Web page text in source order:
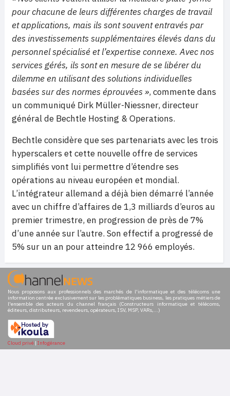
pour chacune de leurs différentes charges de travail
et applications, mais ils sont souvent entravés par
des investissements supplémentaires élevés dans du
personnel spécialisé et l’expertise connexe. Avec nos
services gérés, ils sont en mesure de se libérer du
dilemme en utilisant des solutions individuelles
basées sur des normes éprouvées », commente dans
un communiqué Dirk Müller-Niessner, directeur
général de Bechtle Hosting & Operations.
Bechtle considère que ses partenariats avec les trois
hyperscalers et cette nouvelle offre de services
simplifiés vont lui permettre d’étendre ses
opérations au niveau européen et mondial.
L’intégrateur allemand a déjà bien démarré l’année
avec un chiffre d’affaires de 1,3 milliards d’euros au
premier trimestre, en progression de près de 7%
d’une année sur l’autre. Son effectif a progressé de
5% sur un an pour atteindre 12 966 employés.
Nous proposons aux professionnels des marchés de l'informatique et des télécoms une
information centrée exclusivement sur les problématiques business, les pratiques métiers de
l'ensemble des acteurs du channel français (Constructeurs informatique et télécoms,
éditeurs, distributeurs, revendeurs, opérateurs, ISV, MSP, VARs,...)
Cloud privé | Infogérance